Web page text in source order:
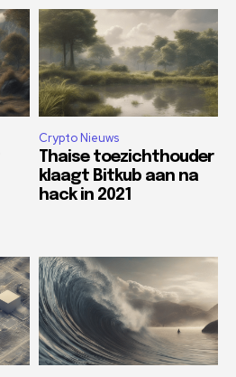
Crypto Nieuws
Thaise toezichthouder
klaagt Bitkub aan na
hack in 2021